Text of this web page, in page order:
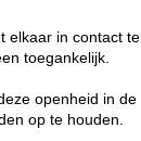
elkaar in contact te
toegankelijk.
openheid in de
op te houden.